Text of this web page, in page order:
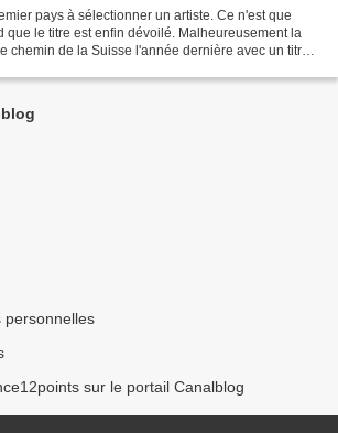
pays à sélectionner un artiste. Ce n'est que
que le titre est enfin dévoilé. Malheureusement la
chemin de la Suisse l'année dernière avec un titre
personnelles
sur le portail Canalblog